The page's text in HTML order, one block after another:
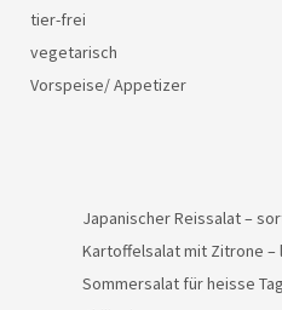
tier-frei
vegetarisch
Vorspeise/ Appetizer
Japanischer Reissalat –
Kartoffelsalat mit Zitrone
Sommersalat für heisse